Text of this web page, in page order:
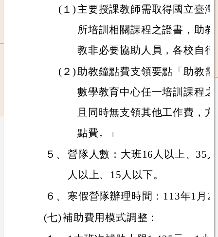
(１) 主要授課教師需取得國立臺
所培訓相關課程之證書，助
教非必要協助人員，各校自
(２)助教鐘點費支領要點「助教
數學教育中心任一培訓課程
且同時無支領其他工作費，
點費。」
５、 營隊人數：大班16人以上、35
人以上、15人以下。
６、
寒假營隊辦理時間：113年1月
(七)補助費用模式調整：